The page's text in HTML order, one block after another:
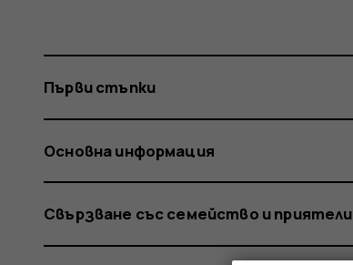
Първи стъпки
Основна информация
Свързване със семейство и приятели